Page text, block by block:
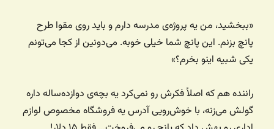
«ببخشید، من یه پروژه‌ی مدرسه دارم و باید روی مقوا طرح
پانچ بزنم. این پانچ شما خیلی خوبه. می‌دونین از کجا می‌تونم
یکی شبیه اینو بخرم؟»
راننده هم که اصلاً فکرش رو نمی‌کرد یه بچه‌ی دوازده‌ساله داره
گولش می‌زنه، با خوش‌رویی آدرس یه فروشگاه مخصوص لوازم